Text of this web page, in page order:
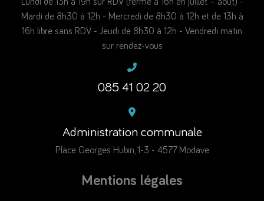
Mardi de 8h30 à 12h - Mercredi de 8h30 à 12h et de 13h à
16h libre sans RDV - Jeudi de 8h30 à 12h - Vendredi matin
sur rendez-vous
085 41 02 20
Administration communale
Place Georges Hubin, 1-3 - 4577 Modave
Mentions légales